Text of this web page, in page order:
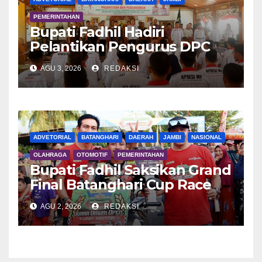
PEMERINTAHAN
Bupati Fadhil Hadiri
Pelantikan Pengurus DPC
APDESI MP
AGU 3, 2026 REDAKSI
ADVETORIAL BATANGHARI DAERAH JAMBI NASIONAL
OLAHRAGA OTOMOTIF PEMERINTAHAN
Bupati Fadhil Saksikan Grand
Final Batanghari Cup Race
2026
AGU 2, 2026 REDAKSI